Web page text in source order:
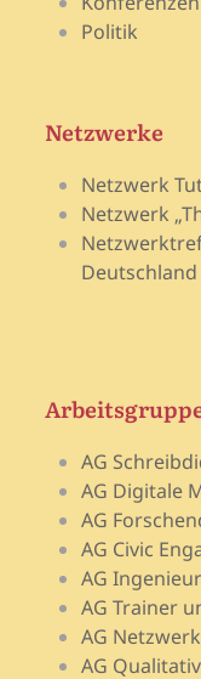
Politik
Netzwerke
Netzwerk
Netzwerk
Deutschland
AG
AG Digitale
AG
AG Civic
AG
AG Trainer
AG
AG